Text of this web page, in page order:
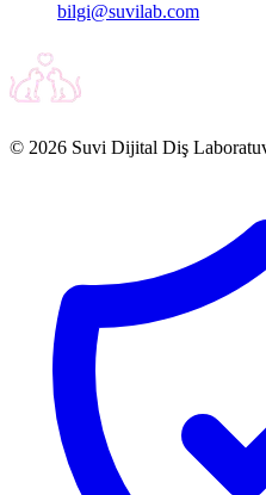
bilgi@suvilab.com
© 2026 Suvi Dijital Diş